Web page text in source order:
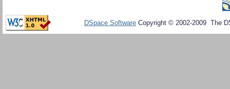
DSpace Software Copyright © 2002-2009 The